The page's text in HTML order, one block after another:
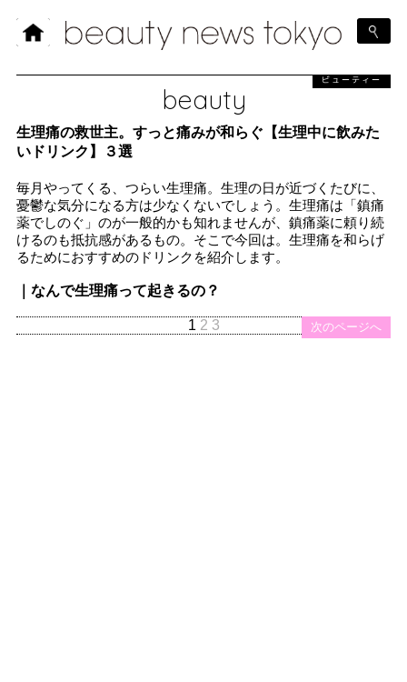
beauty
ビューティー
生理痛の救世主。すっと痛みが和らぐ【生理中に飲みた
いドリンク】３選
毎月やってくる、つらい生理痛。生理の日が近づくたびに、
憂鬱な気分になる方は少なくないでしょう。生理痛は「鎮痛
薬でしのぐ」のが一般的かも知れませんが、鎮痛薬に頼り続
けるのも抵抗感があるもの。そこで今回は。生理痛を和らげ
るためにおすすめのドリンクを紹介します。
｜なんで生理痛って起きるの？
次のページへ
1 2 3